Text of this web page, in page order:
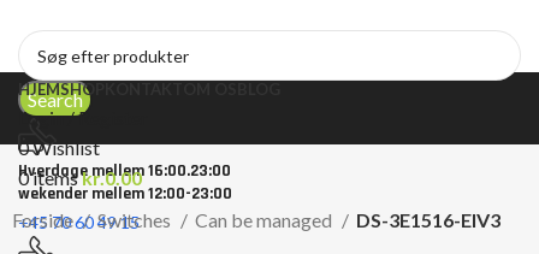
Search
Hverdage mellem 16:00.23:00
wekender mellem 12:00-23:00
+45 70 60 49 15
HJEMSHOP
Login / Register
0Wishlist
0itemskr.0.00
Forside
Switches Can be managed DS-3E1516-EIV3